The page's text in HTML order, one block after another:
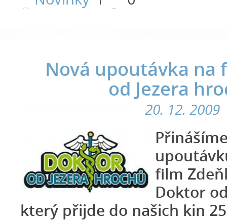
Nová upoutávka na
od Jezera
20. 12. 2009
film
Doktor
který přijde do našich kin